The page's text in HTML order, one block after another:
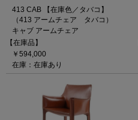
413 CAB 【在庫色／タバコ】
（413 アームチェア タバコ）
キャブ アームチェア
【在庫品】
￥594,000
在庫：在庫あり